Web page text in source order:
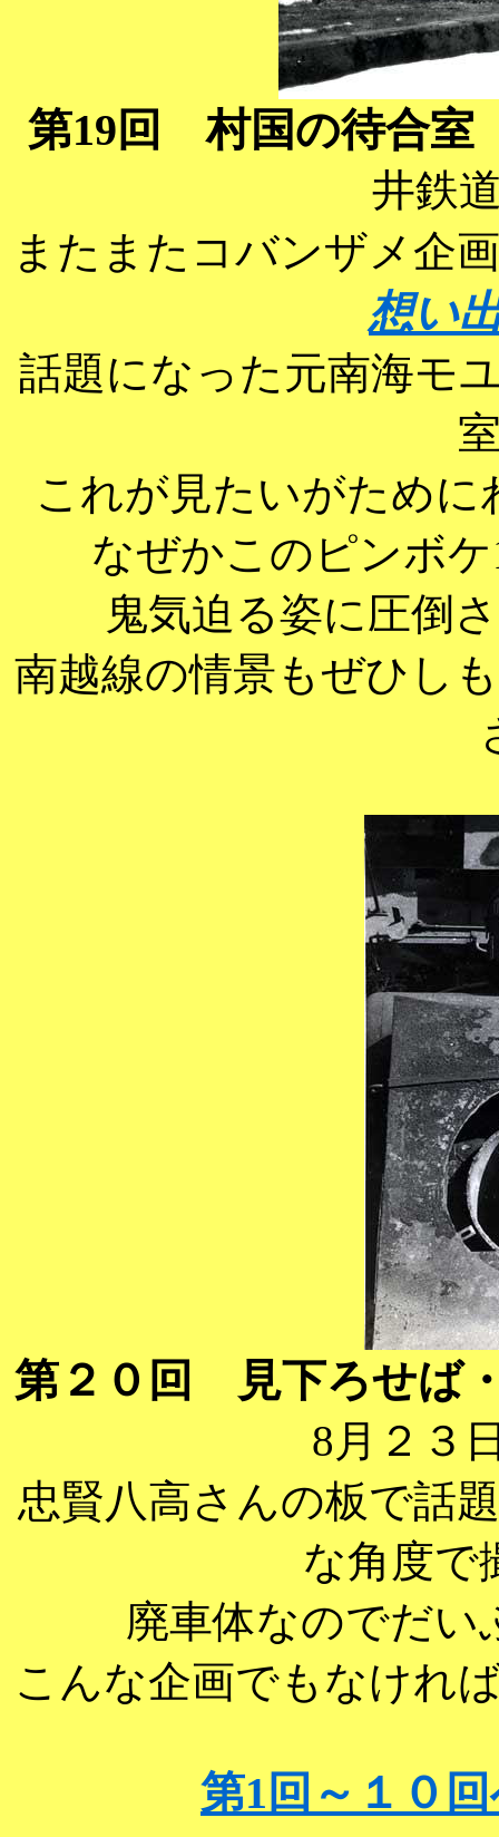
第19回 村国の待合
井鉄
またまたコバンザメ企
想い
話題になった元南海モ
これが見たいがため
なぜかこのピンボ
鬼気迫る姿に圧倒
南越線の情景もぜひし
第２０回 見下ろせば
8月２３
忠賢八高さんの板で話
な角度で
廃車体なのでだい
こんな企画でもなけれ
第1回～１０